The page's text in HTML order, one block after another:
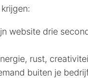
website drie
rust,
buiten je